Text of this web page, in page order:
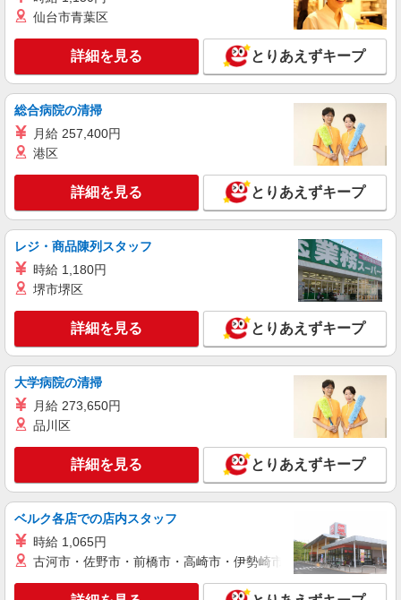
月給：189,000円〜 月収例：206,000円(月給＋
福島県白河市 勤務地：白河市 通勤方法：車 最
寄り駅：泉崎駅から車15分 ※構内の（無料）駐車
場利用OK
キープ 詳細を見る
正社員
UTエージェント株式会社 AGT北日本第一CU AGT郡山エリア 白坂鶴
巻CL 《Aatd1C》
NEW
材料投入・印刷工程
各種手当)
福島県白河市 勤務詳細：白河市 通勤方法：車
キープ 詳細を見る
正社員
UTエージェント株式会社 AGT北日本第一CU AGT郡山エリア 白坂CL
《AGJZ1C》
NEW
加工・検査・機械操作
月給：205,000円〜 月収例：221,000円(月給＋
各種手当) ※シフト手当一律5,000円/月を含む ※
基本残業なし
福島県白河市 勤務詳細：白河市 通勤方法：車
最寄り駅：白坂駅から車3分 ※構内の（無料）駐
トICから車15分 ※新白河駅から車10分
詳細を見る
株式会社テクノ・サービス/お仕事No/0875292
仙台市青葉区
詳細を見る とりあえずキープ
総合病院の清掃
月給 257,400円
港区
詳細を見る とりあえずキープ
レジ・商品陳列スタッフ
時給 1,180円
堺市堺区
詳細を見る とりあえずキープ
大学病院の清掃
月給 273,650円
品川区
詳細を見る とりあえずキープ
ベルク各店での店内スタッフ
時給 1,065円
古河市・佐野市・前橋市・高崎市・伊勢崎市・太田市・館林市